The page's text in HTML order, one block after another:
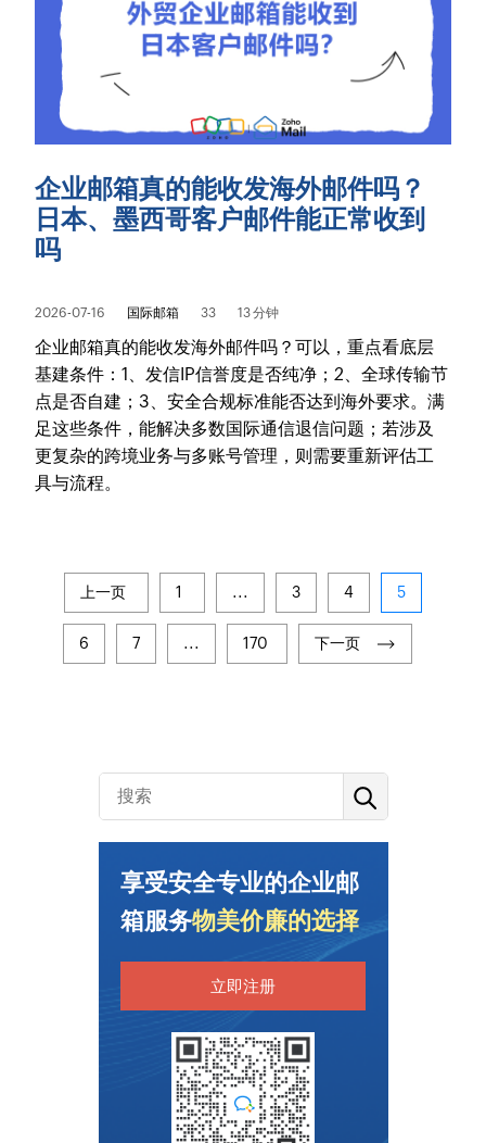
企业邮箱真的能收发海外邮件吗？
日本、墨西哥客户邮件能正常收到
吗
2026-07-16 国际邮箱 33 13 分钟
企业邮箱真的能收发海外邮件吗？可以，重点看底层
基建条件：1、发信IP信誉度是否纯净；2、全球传输节
点是否自建；3、安全合规标准能否达到海外要求。满
足这些条件，能解决多数国际通信退信问题；若涉及
更复杂的跨境业务与多账号管理，则需要重新评估工
具与流程。
上一页 1 ... 3 4 5
6 7 ... 170 下一页
享受安全专业的企业邮
箱服务物美价廉的选择
立即注册